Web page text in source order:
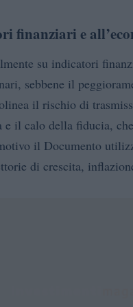
finanziari e
su indicatori
sebbene il
il rischio di
e il calo della fiducia,
il Documento
di crescita,